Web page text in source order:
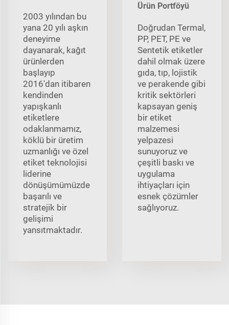
2003 yılından bu
yana 20 yılı aşkın
deneyime
dayanarak, kağıt
ürünlerden
başlayıp
2016'dan itibaren
kendinden
yapışkanlı
etiketlere
odaklanmamız,
köklü bir üretim
uzmanlığı ve özel
etiket teknolojisi
liderine
dönüşümümüzde
başarılı ve
stratejik bir
gelişimi
yansıtmaktadır.
Ürün Portföyü
Doğrudan Termal,
PP, PET, PE ve
Sentetik etiketler
dahil olmak üzere
gıda, tıp, lojistik
ve perakende gibi
kritik sektörleri
kapsayan geniş
bir etiket
malzemesi
yelpazesi
sunuyoruz ve
çeşitli baskı ve
uygulama
ihtiyaçları için
esnek çözümler
sağlıyoruz.